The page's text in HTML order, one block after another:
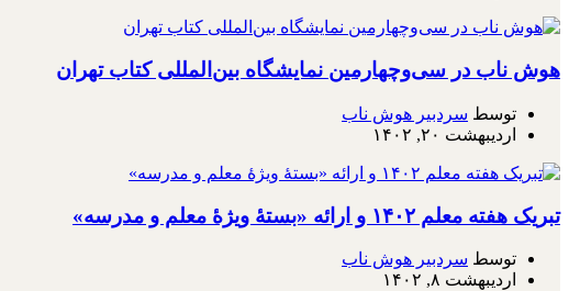
هوش ناب در سی‌وچهارمین نمایشگاه بین‌المللی کتاب تهران
توسط سردبیر هوش ناب
اردیبهشت ۲۰, ۱۴۰۲
تبریک هفته معلم ۱۴۰۲ و ارائه «بستۀ ویژۀ معلم و مدرسه»
توسط سردبیر هوش ناب
اردیبهشت ۸, ۱۴۰۲